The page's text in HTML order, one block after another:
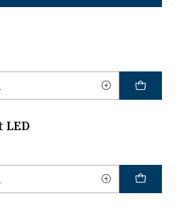
LED